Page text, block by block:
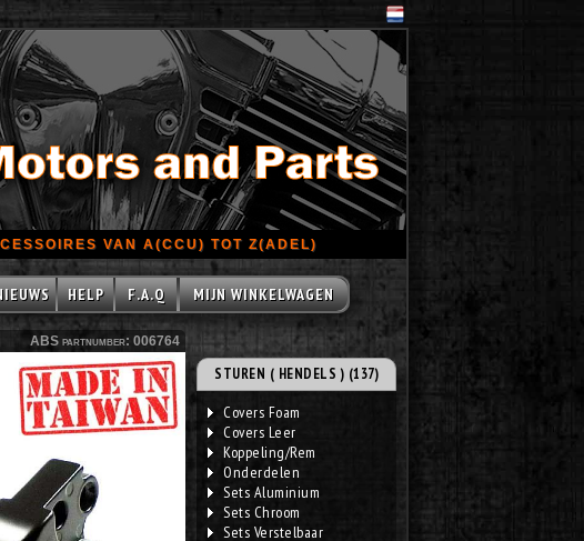
VAN A(CCU) TOT Z(ADEL)
HELP F.A.Q MIJN WINKELWAGEN
ABS partnumber: 006764
STUREN ( HENDELS ) (137)
Covers Foam
Covers Leer
Koppeling/Rem
Onderdelen
Sets Aluminium
Sets Chroom
Sets Verstelbaar